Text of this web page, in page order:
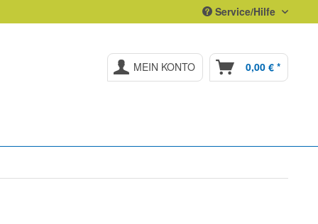
Service/Hilfe
MEIN KONTO 0,00 € *